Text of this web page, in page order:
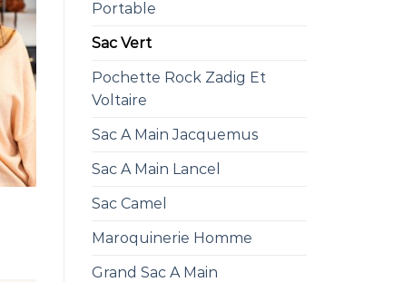
Portable
Sac Vert
Pochette Rock Zadig Et
Voltaire
Sac A Main Jacquemus
Sac A Main Lancel
Sac Camel
Maroquinerie Homme
Grand Sac A Main